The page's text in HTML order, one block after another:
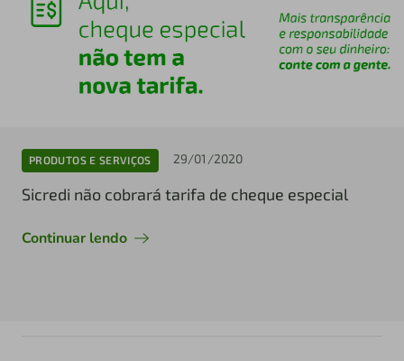
PRODUTOS E SERVIÇOS 29/01/2020
Sicredi não cobrará tarifa de cheque especial
Continuar lendo